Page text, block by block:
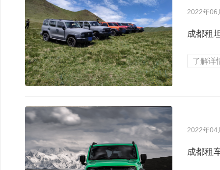
2022年06
成都租
了解详
2022年04
成都租